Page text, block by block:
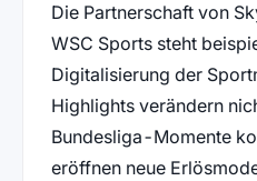
Die Partnerschaft von
WSC Sports steht
Digitalisierung der
Highlights verändern
Bundesliga-Momente
eröffnen neue